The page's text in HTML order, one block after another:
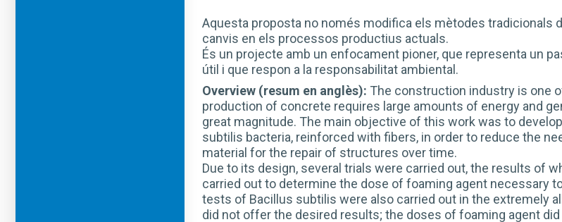
Aquesta proposta no només modifica els mètodes tradicionals
canvis en els processos productius actuals.
És un projecte amb un enfocament pioner, que representa un
útil i que respon a la responsabilitat ambiental.
Overview (resum en anglès): The construction industry is one
production of concrete requires large amounts of energy and
great magnitude. The main objective of this work was to
subtilis bacteria, reinforced with fibers, in order to reduce the
material for the repair of structures over time.
Due to its design, several trials were carried out, the results of
carried out to determine the dose of foaming agent necessary
tests of Bacillus subtilis were also carried out in the extremely
did not offer the desired results; the doses of foaming agent